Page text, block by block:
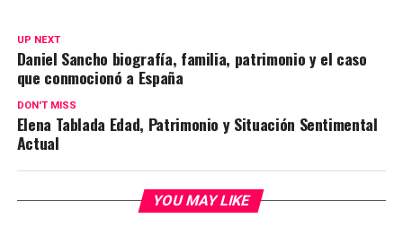
UP NEXT
Daniel Sancho biografía, familia, patrimonio y el caso
que conmocionó a España
DON'T MISS
Elena Tablada Edad, Patrimonio y Situación Sentimental
Actual
YOU MAY LIKE